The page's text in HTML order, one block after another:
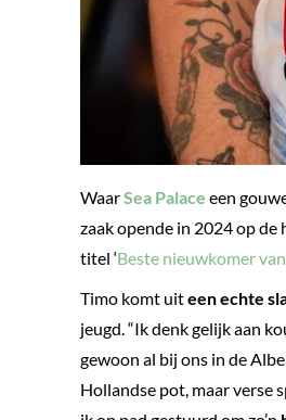
WaarSea Palace een
zaak opende in 2024 op de
titel ‘Beste nieuwkomer
Timo komt uiteen echte
jeugd. “Ik denk gelijk aan
gewoon al bij ons in de
Hollandse pot, maar verse